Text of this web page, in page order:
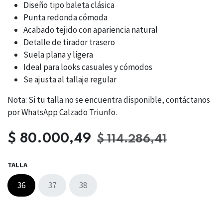
Diseño tipo baleta clásica
Punta redonda cómoda
Acabado tejido con apariencia natural
Detalle de tirador trasero
Suela plana y ligera
Ideal para looks casuales y cómodos
Se ajusta al tallaje regular
Nota: Si tu talla no se encuentra disponible, contáctanos
por WhatsApp Calzado Triunfo.
$ 80.000,49 $114.286,41
TALLA
36 37 38